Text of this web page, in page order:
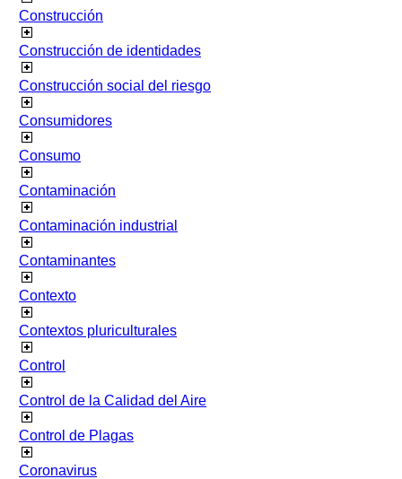
Construcción
Construcción de identidades
Construcción social del riesgo
Consumidores
Consumo
Contaminación
Contaminación industrial
Contaminantes
Contexto
Contextos pluriculturales
Control
Control de la Calidad del Aire
Control de Plagas
Coronavirus